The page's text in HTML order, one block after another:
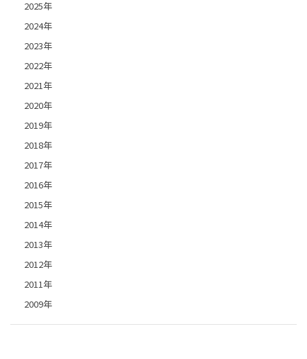
2025年
2024年
2023年
2022年
2021年
2020年
2019年
2018年
2017年
2016年
2015年
2014年
2013年
2012年
2011年
2009年